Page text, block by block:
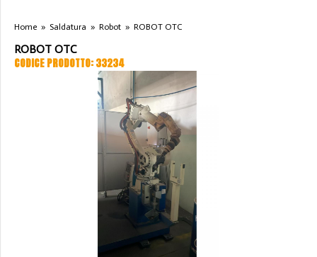
Home » Saldatura » Robot » ROBOT OTC
ROBOT OTC
CODICE PRODOTTO: 33234